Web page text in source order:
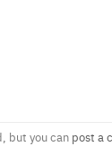
but you can post a